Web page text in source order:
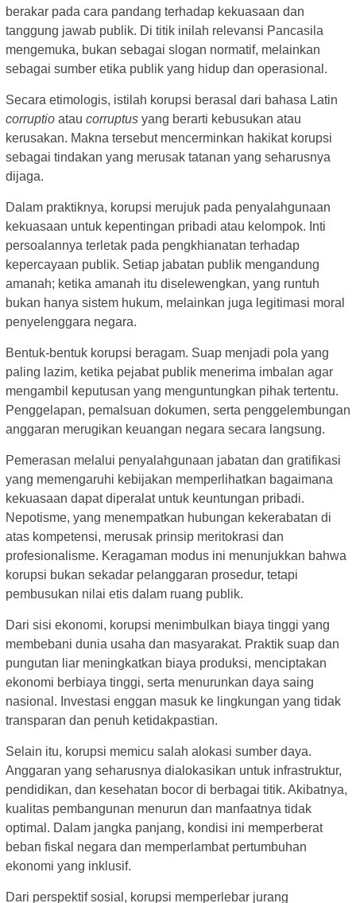
berakar pada cara pandang terhadap kekuasaan dan
tanggung jawab publik. Di titik inilah relevansi Pancasila
mengemuka, bukan sebagai slogan normatif, melainkan
sebagai sumber etika publik yang hidup dan operasional.
Secara etimologis, istilah korupsi berasal dari bahasa Latin
corruptio atau corruptus yang berarti kebusukan atau
kerusakan. Makna tersebut mencerminkan hakikat korupsi
sebagai tindakan yang merusak tatanan yang seharusnya
dijaga.
Dalam praktiknya, korupsi merujuk pada penyalahgunaan
kekuasaan untuk kepentingan pribadi atau kelompok. Inti
persoalannya terletak pada pengkhianatan terhadap
kepercayaan publik. Setiap jabatan publik mengandung
amanah; ketika amanah itu diselewengkan, yang runtuh
bukan hanya sistem hukum, melainkan juga legitimasi moral
penyelenggara negara.
Bentuk-bentuk korupsi beragam. Suap menjadi pola yang
paling lazim, ketika pejabat publik menerima imbalan agar
mengambil keputusan yang menguntungkan pihak tertentu.
Penggelapan, pemalsuan dokumen, serta penggelembungan
anggaran merugikan keuangan negara secara langsung.
Pemerasan melalui penyalahgunaan jabatan dan gratifikasi
yang memengaruhi kebijakan memperlihatkan bagaimana
kekuasaan dapat diperalat untuk keuntungan pribadi.
Nepotisme, yang menempatkan hubungan kekerabatan di
atas kompetensi, merusak prinsip meritokrasi dan
profesionalisme. Keragaman modus ini menunjukkan bahwa
korupsi bukan sekadar pelanggaran prosedur, tetapi
pembusukan nilai etis dalam ruang publik.
Dari sisi ekonomi, korupsi menimbulkan biaya tinggi yang
membebani dunia usaha dan masyarakat. Praktik suap dan
pungutan liar meningkatkan biaya produksi, menciptakan
ekonomi berbiaya tinggi, serta menurunkan daya saing
nasional. Investasi enggan masuk ke lingkungan yang tidak
transparan dan penuh ketidakpastian.
Selain itu, korupsi memicu salah alokasi sumber daya.
Anggaran yang seharusnya dialokasikan untuk infrastruktur,
pendidikan, dan kesehatan bocor di berbagai titik. Akibatnya,
kualitas pembangunan menurun dan manfaatnya tidak
optimal. Dalam jangka panjang, kondisi ini memperberat
beban fiskal negara dan memperlambat pertumbuhan
ekonomi yang inklusif.
Dari perspektif sosial, korupsi memperlebar jurang